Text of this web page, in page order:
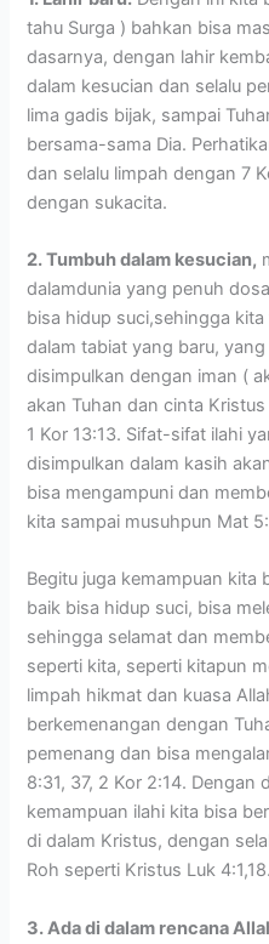
tahu Surga ) bahkan bisa
dasarnya, dengan lahir
dalam kesucian dan selalu
lima gadis bijak, sampai
bersama-sama Dia.
dan selalu limpah dengan 7
dengan sukacita.
2. Tumbuh dalam kesucian,
dalamdunia yang penuh
bisa hidup suci,sehingga
dalam tabiat yang baru,
disimpulkan dengan iman (
akan Tuhan dan cinta
1 Kor 13:13. Sifat-sifat ilahi
disimpulkan dalam kasih
bisa mengampuni dan
kita sampai musuhpun Mat
Begitu juga kemampuan kita
baik bisa hidup suci, bisa
sehingga selamat dan
seperti kita, seperti kitapun
limpah hikmat dan kuasa
berkemenangan dengan
pemenang dan bisa
8:31, 37, 2 Kor 2:14.
kemampuan ilahi kita bisa
di dalam Kristus, dengan
Roh seperti Kristus Luk 4:1,18.
3. Ada di dalam rencana